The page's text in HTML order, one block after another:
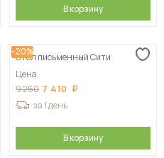
В корзину
-20%
Стол письменный Сити
Цена
9 260 7 410
за 1 день
В корзину